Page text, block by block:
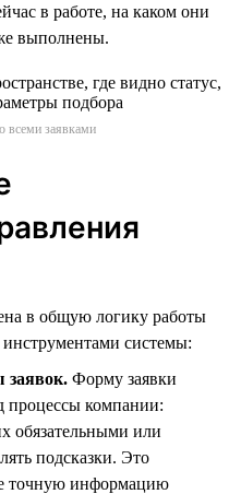
в работе, на каком они
выполнены.
всеми заявками
в общую логику работы
системы:
Форму заявки
процессы компании:
обязательными или
подсказки. Это
точную информацию